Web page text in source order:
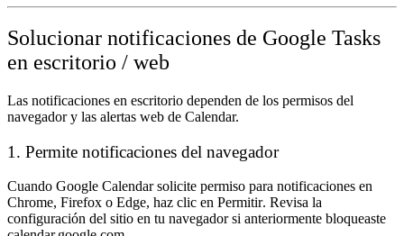
Solucionar notificaciones de Google Tasks
en escritorio / web
Las notificaciones en escritorio dependen de los permisos del
navegador y las alertas web de Calendar.
1. Permite notificaciones del navegador
Cuando Google Calendar solicite permiso para notificaciones en
Chrome, Firefox o Edge, haz clic en Permitir. Revisa la
configuración del sitio en tu navegador si anteriormente bloqueaste